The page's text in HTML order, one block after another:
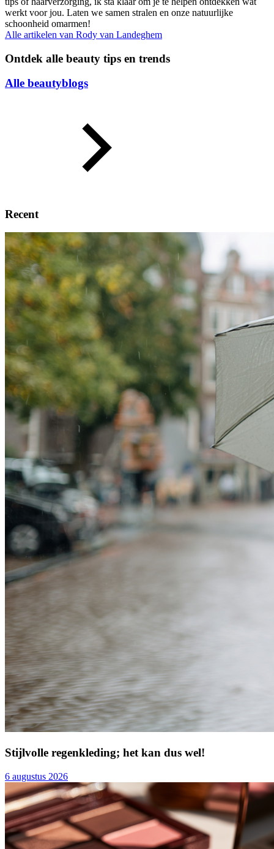
werkt voor jou. Laten we samen stralen en onze natuurlijke
schoonheid omarmen!
Alle artikelen van Rody van Landeghem
Ontdek alle beauty tips en trends
Alle beautyblogs
Recent
Stijlvolle regenkleding; het kan dus wel!
6 augustus 2026